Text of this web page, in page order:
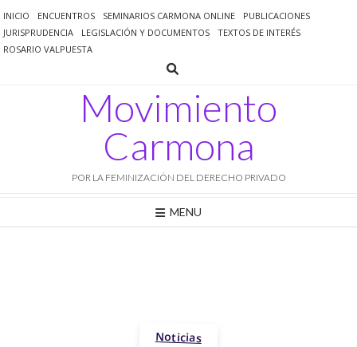
al
contenido
INICIO ENCUENTROS SEMINARIOS CARMONA ONLINE
PUBLICACIONES
JURISPRUDENCIA
LEGISLACIÓN Y DOCUMENTOS
TEXTOS DE INTERÉS
ROSARIO VALPUESTA
Movimiento
Carmona
POR LA FEMINIZACIÓN DEL DERECHO PRIVADO
MENU
Noticias